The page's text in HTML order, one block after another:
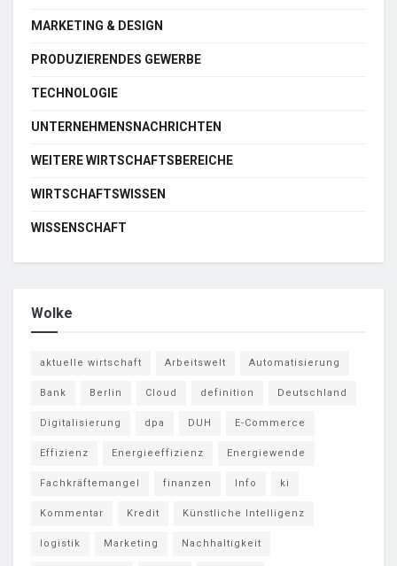
MARKETING & DESIGN
PRODUZIERENDES GEWERBE
TECHNOLOGIE
UNTERNEHMENSNACHRICHTEN
WEITERE WIRTSCHAFTSBEREICHE
WIRTSCHAFTSWISSEN
WISSENSCHAFT
Wolke
aktuelle wirtschaft Arbeitswelt Automatisierung
Bank Berlin Cloud definition Deutschland
Digitalisierung dpa DUH E-Commerce
Effizienz Energieeffizienz Energiewende
Fachkräftemangel finanzen Info ki
Kommentar Kredit Künstliche Intelligenz
logistik Marketing Nachhaltigkeit